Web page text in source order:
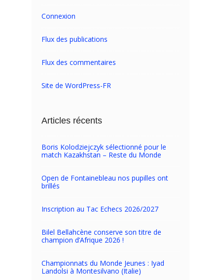
Connexion
Flux des publications
Flux des commentaires
Site de WordPress-FR
Articles récents
Boris Kolodziejczyk sélectionné pour le
match Kazakhstan – Reste du Monde
Open de Fontainebleau nos pupilles ont
brillés
Inscription au Tac Echecs 2026/2027
Bilel Bellahcène conserve son titre de
champion d’Afrique 2026 !
Championnats du Monde Jeunes : Iyad
Landolsi à Montesilvano (Italie)